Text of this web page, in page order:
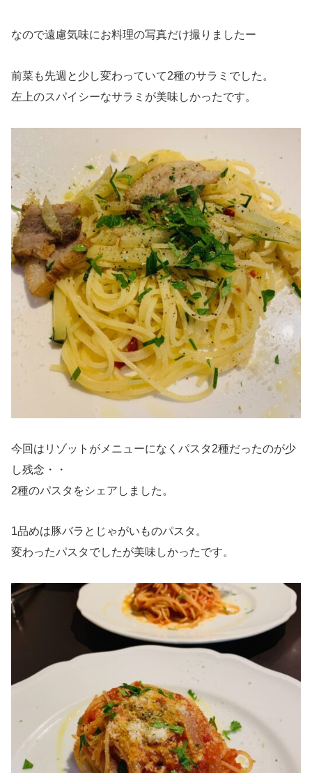
なので遠慮気味にお料理の写真だけ撮りましたー
前菜も先週と少し変わっていて2種のサラミでした。
左上のスパイシーなサラミが美味しかったです。
今回はリゾットがメニューになくパスタ2種だったのが少
し残念・・
2種のパスタをシェアしました。
1品めは豚バラとじゃがいものパスタ。
変わったパスタでしたが美味しかったです。